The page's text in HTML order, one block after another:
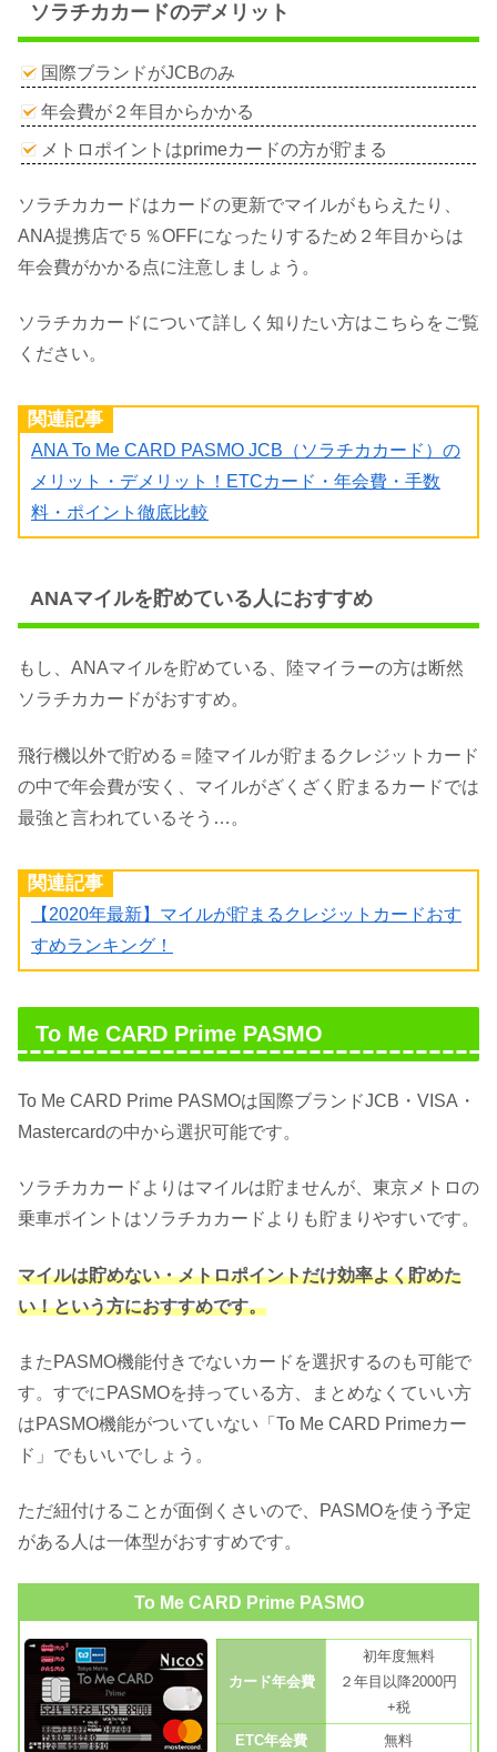
ソラチカカードのデメリット
国際ブランドがJCBのみ
年会費が２年目からかかる
メトロポイントはprimeカードの方が貯まる
ソラチカカードはカードの更新でマイルがもらえたり、
ANA提携店で５％OFFになったりするため２年目からは
年会費がかかる点に注意しましょう。
ソラチカカードについて詳しく知りたい方はこちらをご覧
ください。
関連記事
ANA To Me CARD PASMO JCB（ソラチカカード）の
メリット・デメリット！ETCカード・年会費・手数
料・ポイント徹底比較
ANAマイルを貯めている人におすすめ
もし、ANAマイルを貯めている、陸マイラーの方は断然
ソラチカカードがおすすめ。
飛行機以外で貯める＝陸マイルが貯まるクレジットカード
の中で年会費が安く、マイルがざくざく貯まるカードでは
最強と言われているそう…。
関連記事
【2020年最新】マイルが貯まるクレジットカードおす
すめランキング！
To Me CARD Prime PASMO
To Me CARD Prime PASMOは国際ブランドJCB・VISA・
Mastercardの中から選択可能です。
ソラチカカードよりはマイルは貯ませんが、東京メトロの
乗車ポイントはソラチカカードよりも貯まりやすいです。
マイルは貯めない・メトロポイントだけ効率よく貯めた
い！という方におすすめです。
またPASMO機能付きでないカードを選択するのも可能で
す。すでにPASMOを持っている方、まとめなくていい方
はPASMO機能がついていない「To Me CARD Primeカー
ド」でもいいでしょう。
ただ紐付けることが面倒くさいので、PASMOを使う予定
がある人は一体型がおすすめです。
To Me CARD Prime PASMO
カード年会費
初年度無料
２年目以降2000円
+税
ETC年会費
無料